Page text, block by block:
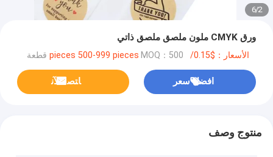
2
/
6
ورق CMYK ملون ملصق ملصق ذاتي
الأسعار：$0.15/pieces 500-999 pieces MOQ：500 قطعة
افضل سعر ﺎﺘﺼﻟ ﺍﻶﻧ
منتوج وصف